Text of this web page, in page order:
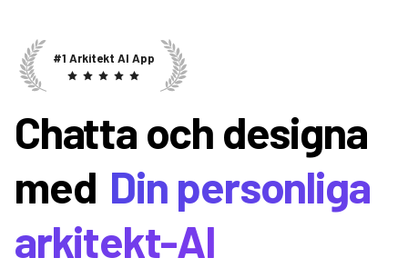
#1 Arkitekt AI App
Chatta och designa
med Din personliga
arkitekt-AI